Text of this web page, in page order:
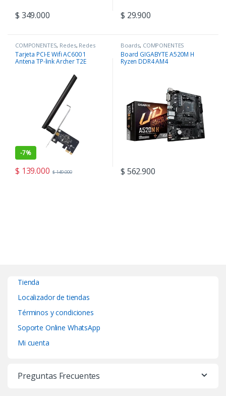
$ 349.000 $ 29.900
COMPONENTES, Redes, Redes
Tarjeta PCI-E Wifi AC600 1
Antena TP-link Archer T2E
-7%
$ 139.000 $149.000
Boards, COMPONENTES
Board GIGABYTE A520M H
Ryzen DDR4 AM4
$ 562.900
Tienda
Localizador de tiendas
Términos y condiciones
Soporte Online WhatsApp
Mi cuenta
Preguntas Frecuentes